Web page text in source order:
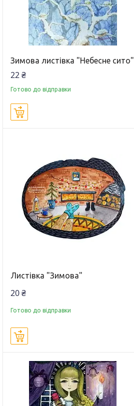
Зимова листівка "Небесне сито"
22 ₴
Готово до відправки
Листівка "Зимова"
20 ₴
Готово до відправки